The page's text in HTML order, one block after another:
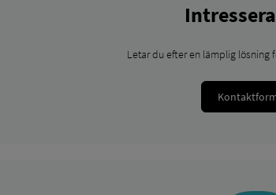
Letar du efter en lämplig lösning